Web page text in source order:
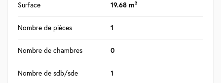
Surface 19.68 m²
Nombre de pièces 1
Nombre de chambres 0
Nombre de sdb/sde 1